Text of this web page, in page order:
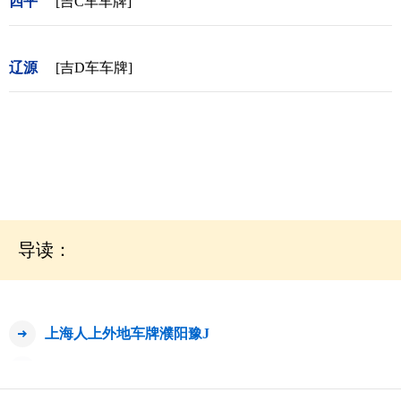
辽源 [吉D车车牌]
导读：
上海人上外地车牌濮阳豫J